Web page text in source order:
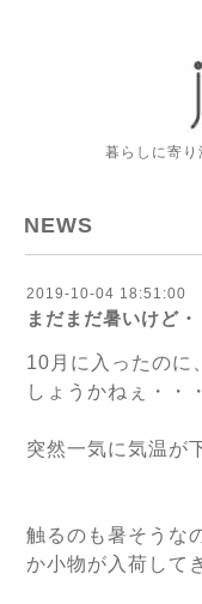
暮らしに寄り
NEWS
2019-10-04 18:51:00
まだまだ暑いけど
10月に入ったのに
しょうかねぇ・・
突然一気に気温が
触るのも暑そうな
か小物が入荷して